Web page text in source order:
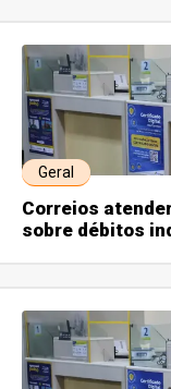
Geral
Correios
sobre débitos